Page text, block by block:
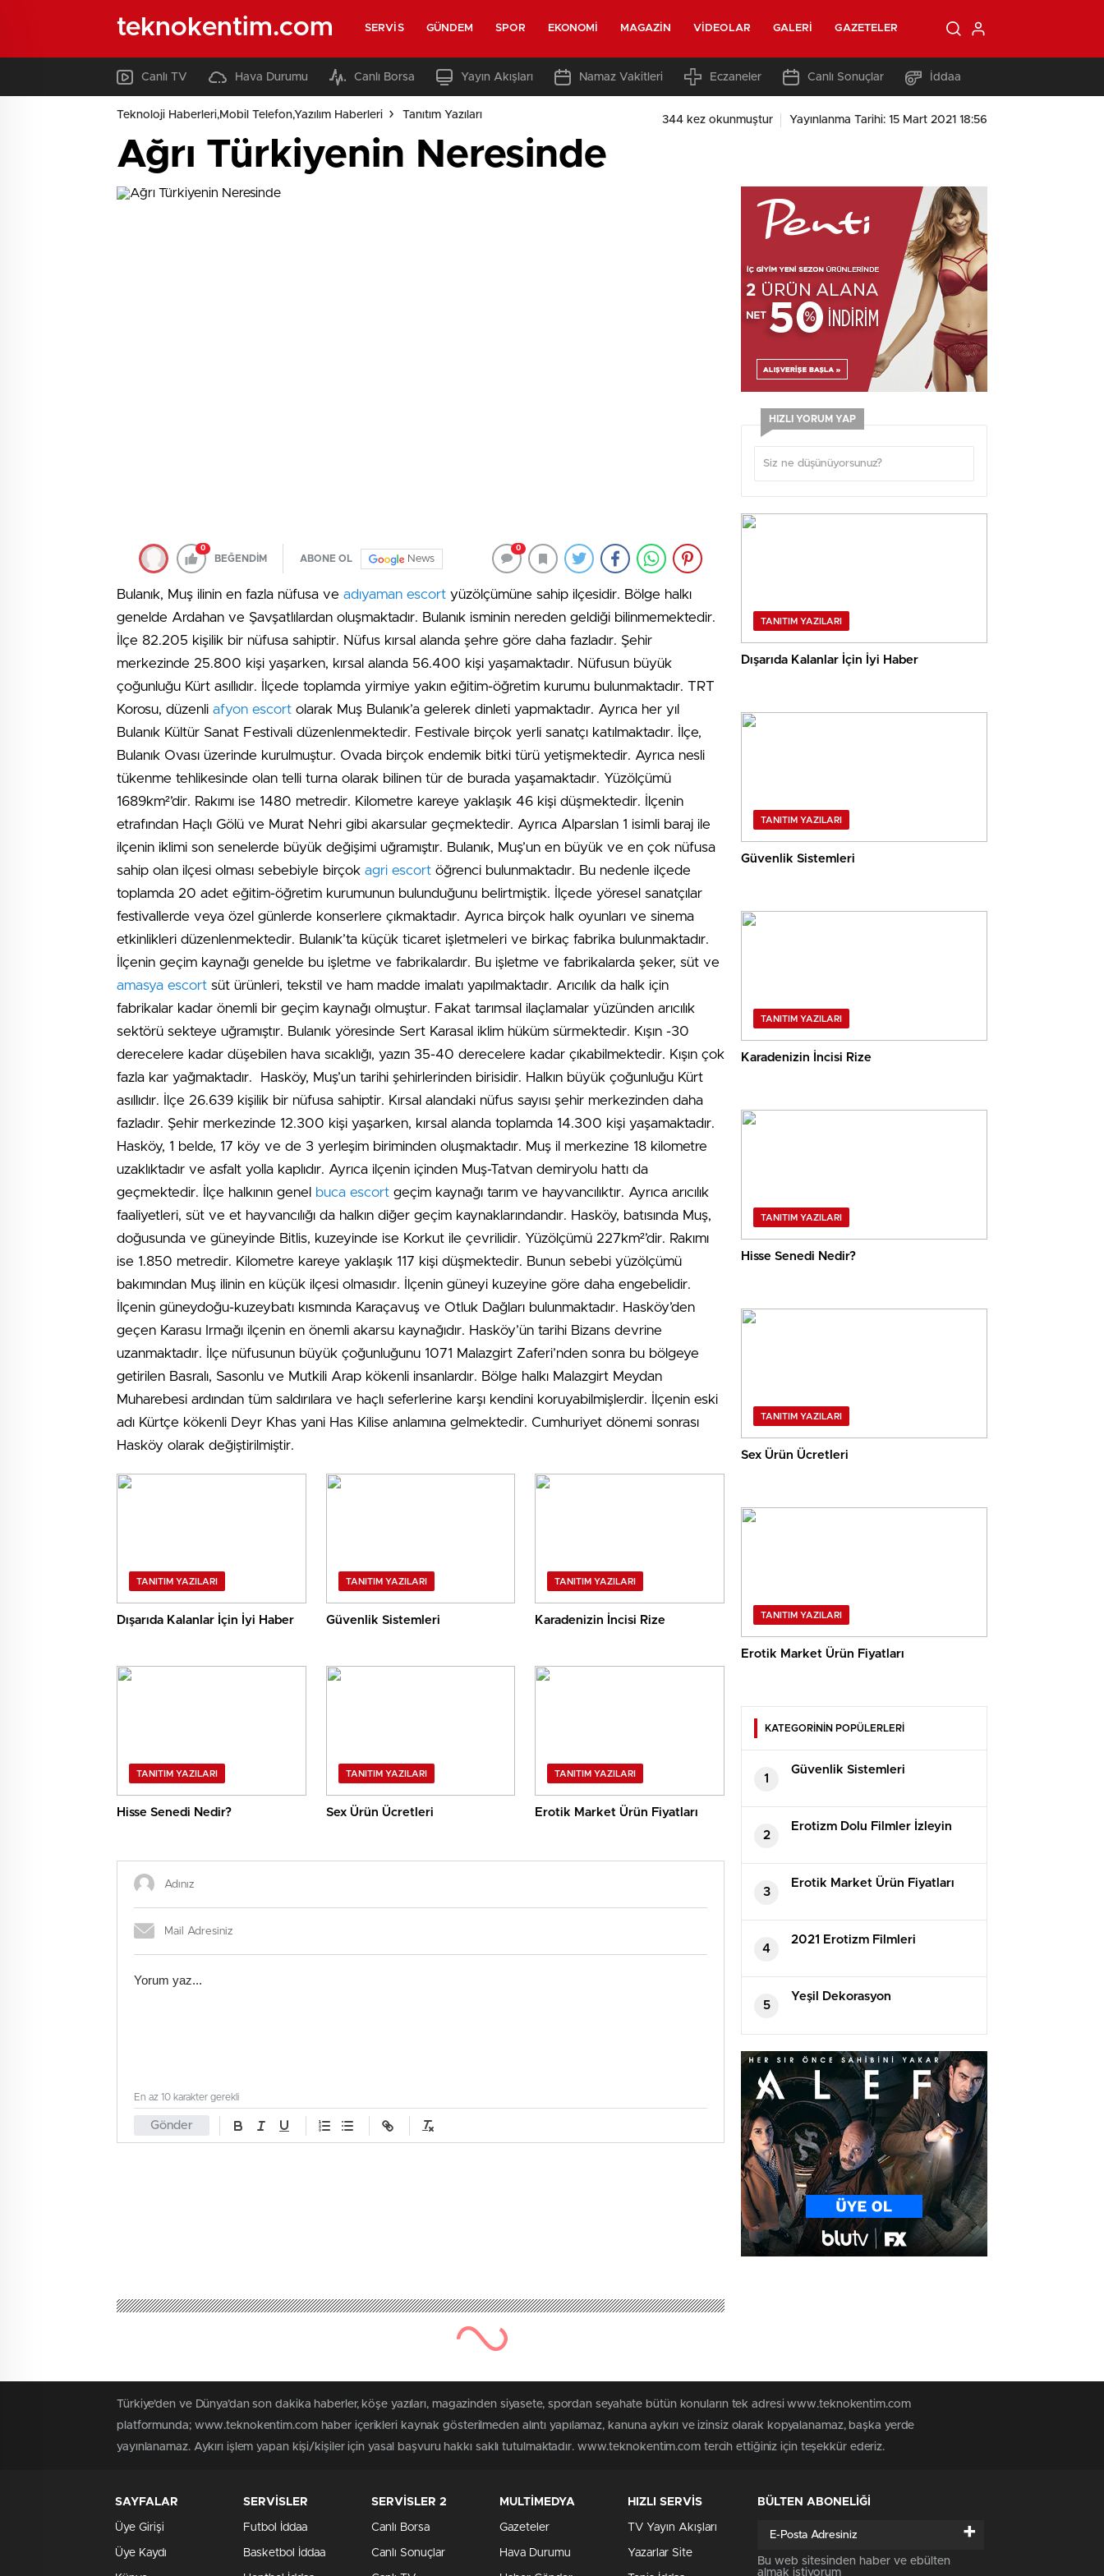
teknokentim.com SERVIS GÜNDEM SPOR EKONOMI MAGAZIN VIDEOLAR GALERI GAZETELER
Canlı TV Hava Durumu Canlı Borsa Yayın Akışları Namaz Vakitleri Eczaneler Canlı Sonuçlar İddaa
Teknoloji Haberleri,Mobil Telefon,Yazılım Haberleri Tanıtım Yazıları 344 kez okunmuştur Yayınlanma Tarihi: 15 Mart 2021 18:56
Ağrı Türkiyenin Neresinde
0
BEĞENDİM ABONE OL News
0
Bulanık, Muş ilinin en fazla nüfusa ve adıyaman escort yüzölçümüne sahip ilçesidir. Bölge halkı
genelde Ardahan ve Şavşatlılardan oluşmaktadır. Bulanık isminin nereden geldiği bilinmemektedir.
İlçe 82.205 kişilik bir nüfusa sahiptir. Nüfus kırsal alanda şehre göre daha fazladır. Şehir
merkezinde 25.800 kişi yaşarken, kırsal alanda 56.400 kişi yaşamaktadır. Nüfusun büyük
çoğunluğu Kürt asıllıdır. İlçede toplamda yirmiye yakın eğitim-öğretim kurumu bulunmaktadır. TRT
Korosu, düzenli afyon escort olarak Muş Bulanık’a gelerek dinleti yapmaktadır. Ayrıca her yıl
Bulanık Kültür Sanat Festivali düzenlenmektedir. Festivale birçok yerli sanatçı katılmaktadır. İlçe,
Bulanık Ovası üzerinde kurulmuştur. Ovada birçok endemik bitki türü yetişmektedir. Ayrıca nesli
tükenme tehlikesinde olan telli turna olarak bilinen tür de burada yaşamaktadır. Yüzölçümü
1689km²’dir. Rakımı ise 1480 metredir. Kilometre kareye yaklaşık 46 kişi düşmektedir. İlçenin
etrafından Haçlı Gölü ve Murat Nehri gibi akarsular geçmektedir. Ayrıca Alparslan 1 isimli baraj ile
ilçenin iklimi son senelerde büyük değişimi uğramıştır. Bulanık, Muş’un en büyük ve en çok nüfusa
sahip olan ilçesi olması sebebiyle birçok agri escort öğrenci bulunmaktadır. Bu nedenle ilçede
toplamda 20 adet eğitim-öğretim kurumunun bulunduğunu belirtmiştik. İlçede yöresel sanatçılar
festivallerde veya özel günlerde konserlere çıkmaktadır. Ayrıca birçok halk oyunları ve sinema
etkinlikleri düzenlenmektedir. Bulanık’ta küçük ticaret işletmeleri ve birkaç fabrika bulunmaktadır.
İlçenin geçim kaynağı genelde bu işletme ve fabrikalardır. Bu işletme ve fabrikalarda şeker, süt ve
amasya escort süt ürünleri, tekstil ve ham madde imalatı yapılmaktadır. Arıcılık da halk için
fabrikalar kadar önemli bir geçim kaynağı olmuştur. Fakat tarımsal ilaçlamalar yüzünden arıcılık
sektörü sekteye uğramıştır. Bulanık yöresinde Sert Karasal iklim hüküm sürmektedir. Kışın -30
derecelere kadar düşebilen hava sıcaklığı, yazın 35-40 derecelere kadar çıkabilmektedir. Kışın çok
fazla kar yağmaktadır. Hasköy, Muş’un tarihi şehirlerinden birisidir. Halkın büyük çoğunluğu Kürt
asıllıdır. İlçe 26.639 kişilik bir nüfusa sahiptir. Kırsal alandaki nüfus sayısı şehir merkezinden daha
fazladır. Şehir merkezinde 12.300 kişi yaşarken, kırsal alanda toplamda 14.300 kişi yaşamaktadır.
Hasköy, 1 belde, 17 köy ve de 3 yerleşim biriminden oluşmaktadır. Muş il merkezine 18 kilometre
uzaklıktadır ve asfalt yolla kaplıdır. Ayrıca ilçenin içinden Muş-Tatvan demiryolu hattı da
geçmektedir. İlçe halkının genel
buca escort geçim kaynağı tarım ve hayvancılıktır. Ayrıca arıcılık
faaliyetleri, süt ve et hayvancılığı da halkın diğer geçim kaynaklarındandır. Hasköy, batısında Muş,
doğusunda ve güneyinde Bitlis, kuzeyinde ise Korkut ile çevrilidir. Yüzölçümü 227km²’dir. Rakımı
ise 1.850 metredir. Kilometre kareye yaklaşık 117 kişi düşmektedir. Bunun sebebi yüzölçümü
bakımından Muş ilinin en küçük ilçesi olmasıdır. İlçenin güneyi kuzeyine göre daha engebelidir.
İlçenin güneydoğu-kuzeybatı kısmında Karaçavuş ve Otluk Dağları bulunmaktadır. Hasköy’den
geçen Karasu Irmağı ilçenin en önemli akarsu kaynağıdır. Hasköy’ün tarihi Bizans devrine
uzanmaktadır. İlçe nüfusunun büyük çoğunluğunu 1071 Malazgirt Zaferi’nden sonra bu bölgeye
getirilen Basralı, Sasonlu ve Mutkili Arap kökenli insanlardır. Bölge halkı Malazgirt Meydan
Muharebesi ardından tüm saldırılara ve haçlı seferlerine karşı kendini koruyabilmişlerdir. İlçenin eski
adı Kürtçe kökenli Deyr Khas yani Has Kilise anlamına gelmektedir. Cumhuriyet dönemi sonrası
Hasköy olarak değiştirilmiştir.
TANITIM YAZILARI
Dışarıda Kalanlar İçin İyi Haber
TANITIM YAZILARI
Güvenlik Sistemleri
TANITIM YAZILARI
Karadenizin İncisi Rize
TANITIM YAZILARI
Hisse Senedi Nedir?
TANITIM YAZILARI
Sex Ürün Ücretleri
TANITIM YAZILARI
Erotik Market Ürün Fiyatları
Gönder
En az 10 karakter gerekli
HIZLI YORUM YAP
TANITIM YAZILARI
Dışarıda Kalanlar İçin İyi Haber
TANITIM YAZILARI
Güvenlik Sistemleri
TANITIM YAZILARI
Karadenizin İncisi Rize
TANITIM YAZILARI
Hisse Senedi Nedir?
TANITIM YAZILARI
Sex Ürün Ücretleri
TANITIM YAZILARI
Erotik Market Ürün Fiyatları
KATEGORİNİN POPÜLERLERİ
1
Güvenlik Sistemleri
2
Erotizm Dolu Filmler İzleyin
3
Erotik Market Ürün Fiyatları
4
2021 Erotizm Filmleri
5
Yeşil Dekorasyon
Türkiye'den ve Dünya’dan son dakika haberler, köşe yazıları, magazinden siyasete, spordan seyahate bütün konuların tek adresi www.teknokentim.com
platformunda; www.teknokentim.com haber içerikleri kaynak gösterilmeden alıntı yapılamaz, kanuna aykırı ve izinsiz olarak kopyalanamaz, başka yerde
yayınlanamaz. Aykırı işlem yapan kişi/kişiler için yasal başvuru hakkı saklı tutulmaktadır. www.teknokentim.com tercih ettiğiniz için teşekkür ederiz.
SAYFALAR
Üye Girişi
Üye Kaydı
SERVİSLER
Futbol İddaa
Basketbol İddaa
SERVİSLER 2
Canlı Borsa
Canlı Sonuçlar
MULTİMEDYA
Gazeteler
Hava Durumu
HIZLI SERVİS
TV Yayın Akışları
Yazarlar Site
BÜLTEN ABONELİĞİ
+
Bu web sitesinden haber ve ebülten
almak istiyorum